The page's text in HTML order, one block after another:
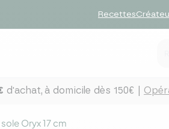
Recettes
d'achat, à domicile dès 150€ |
Oryx 17 cm